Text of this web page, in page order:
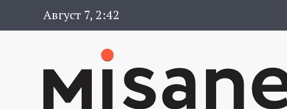
Август 7, 2:42